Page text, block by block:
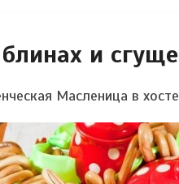
и
Масленица в